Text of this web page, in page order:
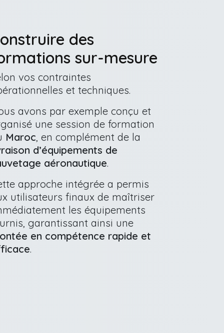
des
sur-mesure
vos contraintes
et techniques.
avons par exemple conçu et
une session de formation
Maroc, en complément de la
d’équipements de
aéronautique.
approche intégrée a permis
utilisateurs finaux de maîtriser
les équipements
garantissant ainsi une
en compétence rapide et
.